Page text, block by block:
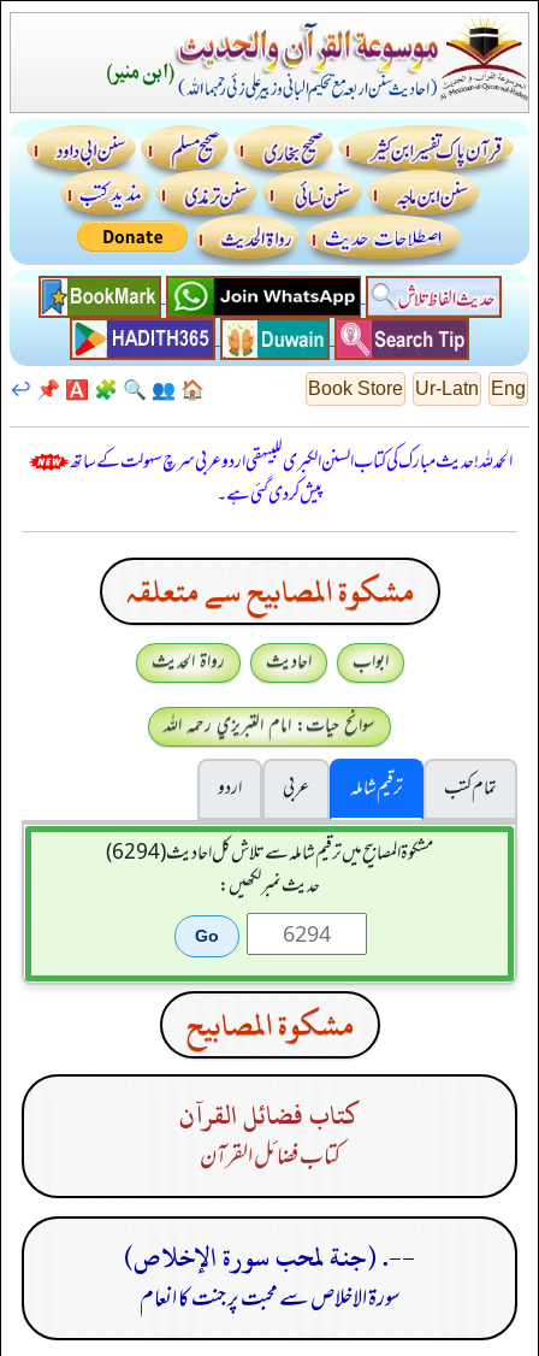
Eng
Ur-Latn
Book Store
🏠
👥
🔍
🧩
🅰️
📌
↩️
الحمدللہ! حدیث مبارک کی کتاب السنن الكبرى للبيهقي اردو عربی سرچ سہولت کے ساتھ
پیش کر دی گئی ہے۔
مشكوة المصابيح سے متعلقہ
ابواب احادیث
رواۃ الحدیث
سوانح حیات: امام التبريزي رحمہ اللہ
تمام کتب
ترقیم شاملہ عربی
اردو
مشکوۃ المصابیح میں ترقیم شاملہ سے تلاش کل احادیث (6294)
حدیث نمبر لکھیں:
مشكوة المصابيح
كتاب فضائل القرآن
كتاب فضائل القرآن
--. (جنة لمحب سورة الإخلاص)
سورۃ الاخلاص سے محبت پر جنت کا انعام